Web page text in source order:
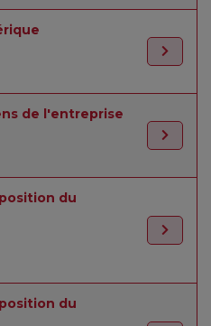
de l'entreprise
du
du